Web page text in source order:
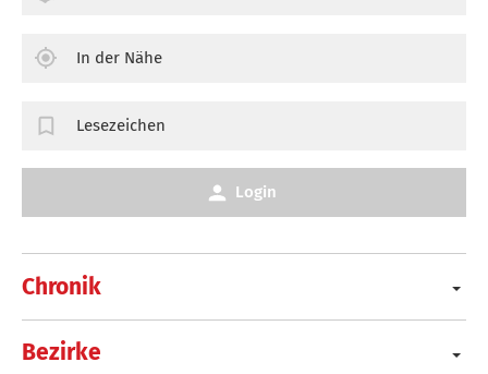
Chronik
Bezirke
In der Nähe
Lesezeichen
Login